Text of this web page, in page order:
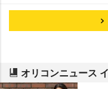
オリコンニュース